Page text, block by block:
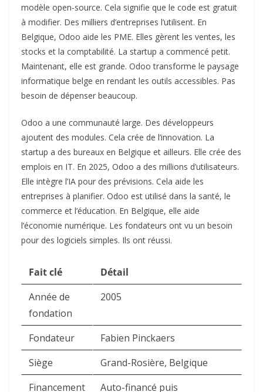
modèle open-source. Cela signifie que le code est gratuit
à modifier. Des milliers d’entreprises l’utilisent. En
Belgique, Odoo aide les PME. Elles gèrent les ventes, les
stocks et la comptabilité. La startup a commencé petit.
Maintenant, elle est grande. Odoo transforme le paysage
informatique belge en rendant les outils accessibles. Pas
besoin de dépenser beaucoup.
Odoo a une communauté large. Des développeurs
ajoutent des modules. Cela crée de l’innovation. La
startup a des bureaux en Belgique et ailleurs. Elle crée des
emplois en IT. En 2025, Odoo a des millions d’utilisateurs.
Elle intègre l’IA pour des prévisions. Cela aide les
entreprises à planifier. Odoo est utilisé dans la santé, le
commerce et l’éducation. En Belgique, elle aide
l’économie numérique. Les fondateurs ont vu un besoin
pour des logiciels simples. Ils ont réussi.
Fait clé
Détail
Année de
fondation
2005
Fondateur
Fabien Pinckaers
Siège
Grand-Rosière, Belgique
Financement
Auto-financé puis